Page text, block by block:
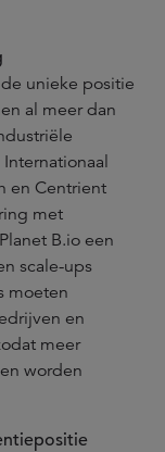
unieke positie
al meer dan
en Centrient
met
B.io een
scale-ups
moeten
en
meer
worden